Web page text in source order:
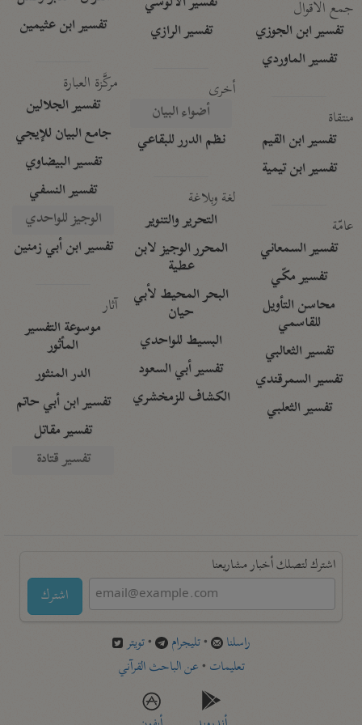
جمع الأقوال
تفسير ابن الجوزي
تفسير الماوردي
منتقاة
تفسير ابن القيم
تفسير ابن تيمية
عامّة
تفسير السمعاني
تفسير مكّي
محاسن التأويل
للقاسمي
تفسير الثعالبي
تفسير السمرقندي
تفسير الثعلبي
تفسير الرازي
أخرى
أضواء البيان
نظم الدرر للبقاعي
لغة وبلاغة
التحرير والتنوير
المحرر الوجيز لابن
عطية
البحر المحيط لأبي
حيان
البسيط للواحدي
تفسير أبي السعود
الكشاف للزمخشري
تفسير ابن عثيمين
مركَّزة العبارة
تفسير الجلالين
جامع البيان للإيجي
تفسير البيضاوي
تفسير النسفي
الوجيز للواحدي
تفسير ابن أبي زمنين
آثار
موسوعة التفسير
المأثور
الدر المنثور
تفسير ابن أبي حاتم
تفسير مقاتل
تفسير قتادة
اشترك لتصلك أخبار مشاريعنا
اشترك
راسلنا •تليجرام •تويتر
تعليمات •عن الباحث القرآني